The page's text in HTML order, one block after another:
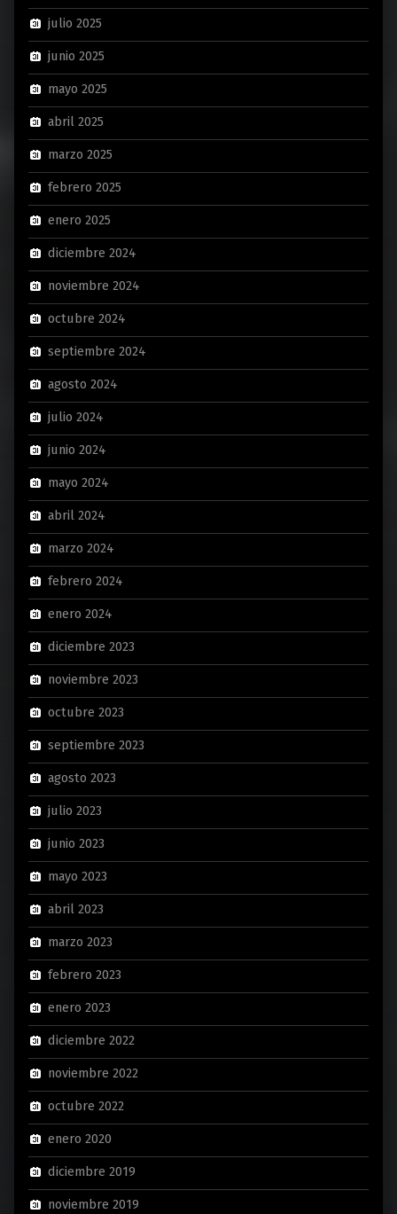
julio 2025
junio 2025
mayo 2025
abril 2025
marzo 2025
febrero 2025
enero 2025
diciembre 2024
noviembre 2024
octubre 2024
septiembre 2024
agosto 2024
julio 2024
junio 2024
mayo 2024
abril 2024
marzo 2024
febrero 2024
enero 2024
diciembre 2023
noviembre 2023
octubre 2023
septiembre 2023
agosto 2023
julio 2023
junio 2023
mayo 2023
abril 2023
marzo 2023
febrero 2023
enero 2023
diciembre 2022
noviembre 2022
octubre 2022
enero 2020
diciembre 2019
noviembre 2019